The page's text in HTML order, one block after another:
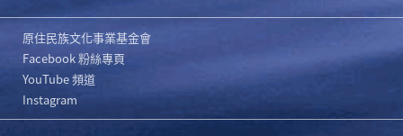
原住民族文化事業基金會
Facebook 粉絲專頁
YouTube 頻道
Instagram